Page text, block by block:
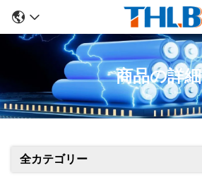
商品の詳細
全カテゴリー